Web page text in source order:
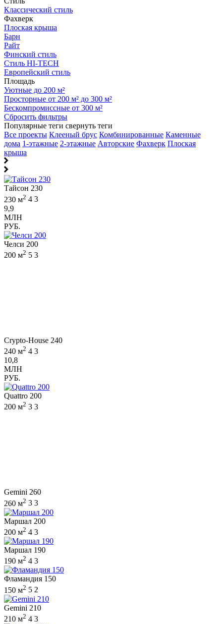
Классический стиль
Фахверк
Плоская крыша
Барн
Райт
Финский стиль
Стиль HI-TECH
Европейский стиль
Площадь
Уютные до 200 м²
Просторные от 200 м² до 300 м²
Бескомпромиссные от 300 м²
Сбросить фильтры
Популярные теги свернуть теги
Все проекты Клееный брус Комбинированные Каменные
дома 1-этажные 2-этажные Авторские Фахверк Плоская
крыша
Тайсон 230
230 м2 4 3
9,9
МЛН
РУБ.
Челси 200
200 м2 5 3
Crypto-House 240
240 м2 4 3
10,8
МЛН
РУБ.
Quattro 200
200 м2 3 3
Gemini 260
260 м2 3 3
Маршал 200
200 м2 4 3
Маршал 190
190 м2 4 3
Фламандия 150
150 м2 5 2
Gemini 210
210 м2 4 3